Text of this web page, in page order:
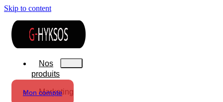
Skip to content
Nos
produits
Marketing
Mon compte